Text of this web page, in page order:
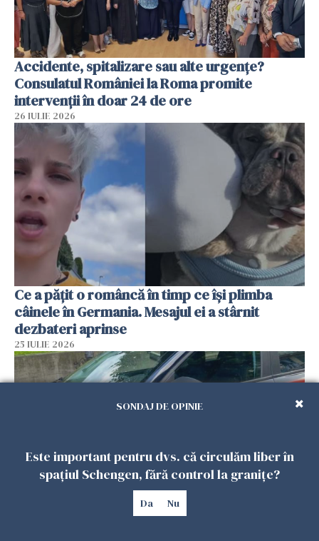
Accidente, spitalizare sau alte urgențe?
Consulatul României la Roma promite
intervenții în doar 24 de ore
26 IULIE 2026
Ce a pățit o româncă în timp ce își plimba
câinele în Germania. Mesajul ei a stârnit
dezbateri aprinse
25 IULIE 2026
SONDAJ DE OPINIE
Este important pentru dvs. că circulăm liber în
spațiul Schengen, fără control la granițe?
Da Nu